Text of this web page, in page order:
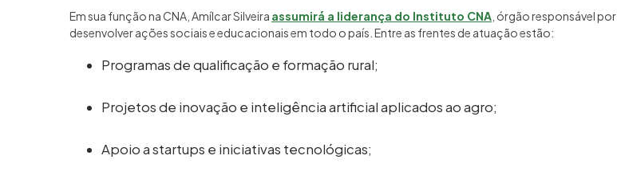
Em sua função na CNA, Amílcar Silveira assumirá a liderança do Instituto CNA , órgão responsável por
desenvolver ações sociais e educacionais em todo o país. Entre as frentes de atuação estão:
Programas de qualificação e formação rural;
Projetos de inovação e inteligência artificial aplicados ao agro;
Apoio a startups e iniciativas tecnológicas;